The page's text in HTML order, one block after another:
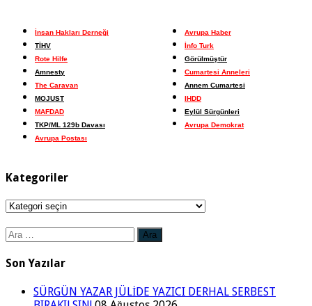
İnsan Hakları Derneği
TİHV
Rote Hilfe
Amnesty
The Caravan
MOJUST
MAFDAD
TKP/ML 129b Davası
Avrupa Postası
Avrupa Haber
İnfo Turk
Görülmüştür
Cumartesi Anneleri
Annem Cumartesi
IHDD
Eylül Sürgünleri
Avrupa Demokrat
Kategoriler
Kategoriler
Arama:
Son Yazılar
SÜRGÜN YAZAR JÜLİDE YAZICI DERHAL SERBEST